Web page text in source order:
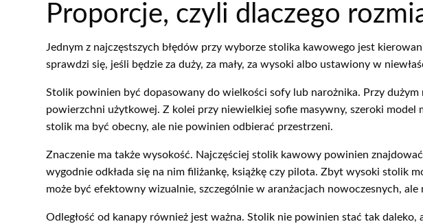
Proporcje, czyli dlaczego
Jednym z najczęstszych błędów przy wyborze stolika kawowego jest
sprawdzi się, jeśli będzie za duży, za mały, za wysoki albo ustawiony w
Stolik powinien być dopasowany do wielkości sofy lub narożnika. Przy
powierzchni użytkowej. Z kolei przy niewielkiej sofie masywny, szeroki
stolik ma być obecny, ale nie powinien odbierać przestrzeni.
Znaczenie ma także wysokość. Najczęściej stolik kawowy powinien
wygodnie odkłada się na nim filiżankę, książkę czy pilota. Zbyt wysoki stolik
może być efektowny wizualnie, szczególnie w aranżacjach nowoczesnych, ale
Odległość od kanapy również jest ważna. Stolik nie powinien stać tak